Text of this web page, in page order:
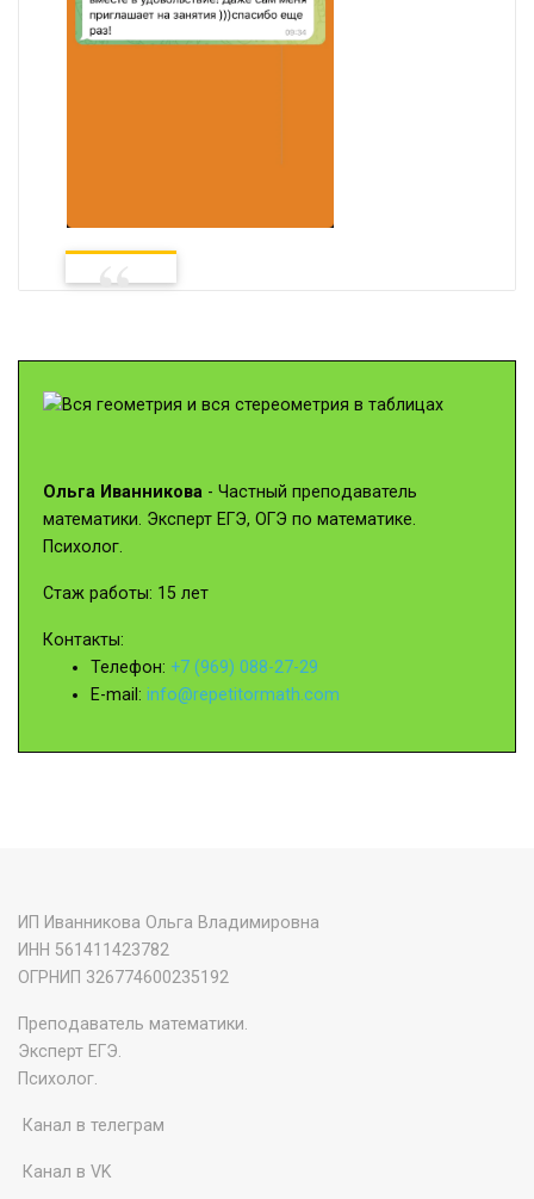
Ольга Иванникова - Частный преподаватель
математики. Эксперт ЕГЭ, ОГЭ по математике.
Психолог.
Стаж работы: 15 лет
Контакты:
Телефон: +7 (969) 088-27-29
E-mail: info@repetitormath.com
ИП Иванникова Ольга Владимировна
ИНН 561411423782
‌ОГРНИП 326774600235192
Преподаватель математики.
Эксперт ЕГЭ.
Психолог.
Канал в телеграм
Канал в VK